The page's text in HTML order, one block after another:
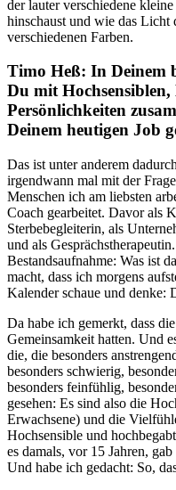
der lauter verschiedene
hinschaust und wie das
verschiedenen Farben.
Timo Heß: In Deinem
Du mit
Persönlichkeiten
Deinem heutigen Job
Das ist unter anderem
irgendwann mal mit der
Menschen ich am liebsten
Coach gearbeitet. Davor als
Sterbebegleiterin, als
und als
Bestandsaufnahme: Was ist
macht, dass ich morgens
Kalender schaue und denke:
Da habe ich gemerkt, dass
Gemeinsamkeit hatten. Und
die, die besonders
besonders schwierig,
besonders feinfühlig,
gesehen: Es sind also die
Erwachsene) und die
Hochsensible und
es damals, vor 15 Jahren,
Und habe ich gedacht: So,